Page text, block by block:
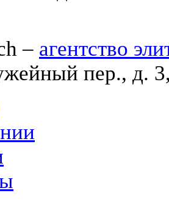
– агентство
пер., д.